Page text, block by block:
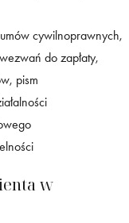
cywilnoprawnych,
do zapłaty,
pism
w